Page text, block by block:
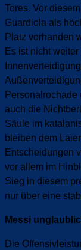
Tores. Vor
Guardiola als
Platz vorhanden
Es ist nicht
auch die
Säule im
bleiben dem
Entscheidungen
vor allem im
Sieg in diesem
nur über eine
Messi
Die